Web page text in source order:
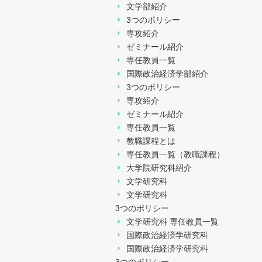
文学部紹介
3つのポリシー
専攻紹介
ゼミナール紹介
専任教員一覧
国際政治経済学部紹介
3つのポリシー
専攻紹介
ゼミナール紹介
専任教員一覧
教職課程とは
専任教員一覧（教職課程）
大学院研究科紹介
文学研究科
文学研究科
3つのポリシー
文学研究科 専任教員一覧
国際政治経済学研究科
国際政治経済学研究科